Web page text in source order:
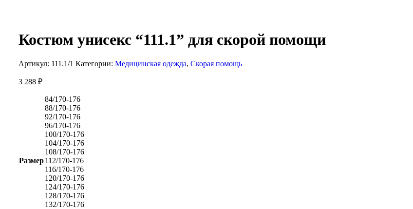
Костюм унисекс “111.1” для скорой помощи
Артикул: 111.1/1 Категории: Медицинская одежда, Скорая помощь
3 288 ₽
Размер
84/170-176
88/170-176
92/170-176
96/170-176
100/170-176
104/170-176
108/170-176
112/170-176
116/170-176
120/170-176
124/170-176
128/170-176
132/170-176